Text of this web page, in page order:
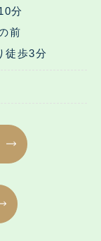
分
前
徒歩3分